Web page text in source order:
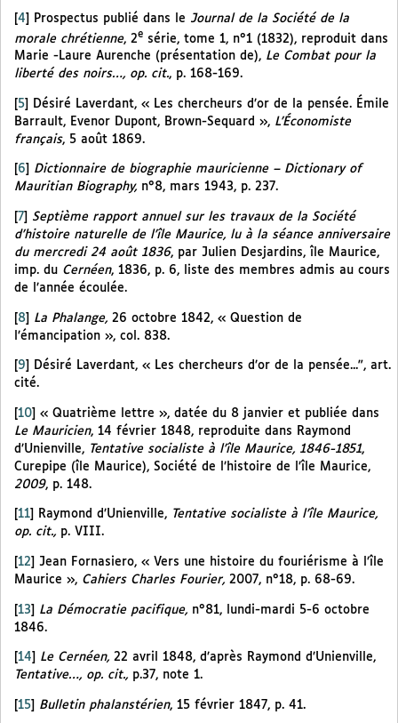
[4] Prospectus publié dans le Journal de la Société de la
morale chrétienne, 2e série, tome 1, n°1 (1832), reproduit dans
Marie -Laure Aurenche (présentation de), Le Combat pour la
liberté des noirs…, op. cit., p. 168-169.
[5]
Désiré Laverdant, « Les chercheurs d’or de la pensée. Émile
Barrault, Evenor Dupont, Brown-Sequard », L’Économiste
français, 5 août 1869.
6
Dictionnaire de biographie mauricienne – Dictionary of
Mauritian Biography, n°8, mars 1943, p. 237.
7
Septième rapport annuel sur les travaux de la Société
d’histoire naturelle de l’île Maurice, lu à la séance anniversaire
du mercredi 24 août 1836, par Julien Desjardins, île Maurice,
imp. du Cernéen, 1836, p. 6, liste des membres admis au cours
de l’année écoulée.
[8] La Phalange, 26 octobre 1842, « Question de
l’émancipation », col. 838.
9
Désiré Laverdant, « Les chercheurs d’or de la pensée...", art.
cité.
[10] « Quatrième lettre », datée du 8 janvier et publiée dans
Le Mauricien, 14 février 1848, reproduite dans Raymond
d’Unienville, Tentative socialiste à l’île Maurice, 1846-1851,
Curepipe (île Maurice), Société de l’histoire de l’île Maurice,
2009, p. 148.
11 Raymond d’Unienville, Tentative socialiste à l’île Maurice,
op. cit., p. VIII.
12
Jean Fornasiero, « Vers une histoire du fouriérisme à l’île
Maurice », Cahiers Charles Fourier, 2007, n°18, p. 68-69.
[13] La Démocratie pacifique, n°81, lundi-mardi 5-6 octobre
1846.
14 Le Cernéen, 22 avril 1848, d’après Raymond d’Unienville,
Tentative…, op. cit., p.37, note 1.
[15] Bulletin phalanstérien, 15 février 1847, p. 41.